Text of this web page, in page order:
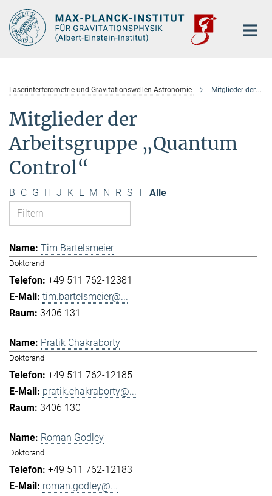
Hauptinhalt
Laserinterferometrie und Gravitationswellen-Astronomie Mitglieder der Arbeitsgruppe „Quantum Control“
Mitglieder der
Arbeitsgruppe „Quantum
Control“
B C G H J K L M N R S T Alle
Tim Bartelsmeier
Doktorand
+49 511 762-12381
tim.bartelsmeier@...
3406 131
Pratik Chakraborty
Doktorand
+49 511 762-12185
pratik.chakraborty@...
3406 130
Roman Godley
Doktorand
+49 511 762-12183
roman.godley@...